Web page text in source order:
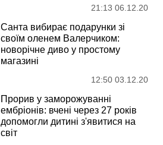
21:13 06.12.20
Санта вибирає подарунки зі
своїм оленем Валерчиком:
новорічне диво у простому
магазині
12:50 03.12.20
Прорив у заморожуванні
ембріонів: вчені через 27 років
допомогли дитині з'явитися на
світ